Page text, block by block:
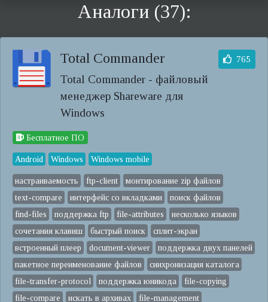
Аналоги (37):
Total Commander
Total Commander - файловый
менеджер Shareware для
Windows
765
Бесплатное ПО
Android Windows Windows mobile
настраиваемость ftp-client
монтирование zip файлов
text-compare
интерфейс со вкладками
поиск файлов
find-files
поддержка ftp file-attributes
несколько языков
сочетания клавиш
быстрый поиск
сплит-экран
встроенный плеер
document-viewer
поддержка двух панелей
пакетное переименование файлов
синхронизация каталога
file-transfer-protocol
поддержка юникода
file-copying
file-compare
искать в архивах
file-management